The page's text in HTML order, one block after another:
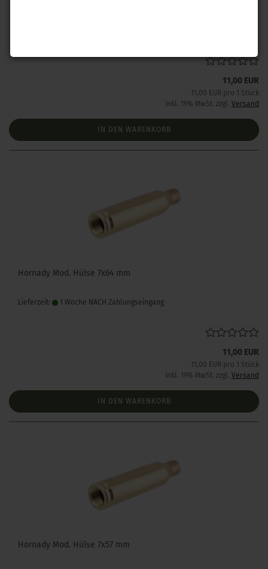
11,00 EUR
11,00 EUR pro 1 Stück
inkl. 19% MwSt. zzgl. Versand
IN DEN WARENKORB
Hornady Mod. Hülse 7x64 mm
Lieferzeit: 1 Woche NACH Zahlungseingang
11,00 EUR
11,00 EUR pro 1 Stück
inkl. 19% MwSt. zzgl. Versand
IN DEN WARENKORB
Hornady Mod. Hülse 7x57 mm